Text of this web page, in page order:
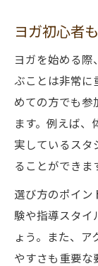
新潟
ヨガ
店員
動きやす
動き
ヨガ
ウェ
快適なヨ
ヨガ初心者
ヨガを始める
ぶことは非常に
めての方でも参
ます。例えば
実しているスタ
ることができま
選び方のポイン
験や指導スタイ
ょう。また、ア
やすさも重要な